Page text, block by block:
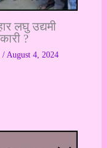
लघु उद्यमी
?
/ August 4, 2024